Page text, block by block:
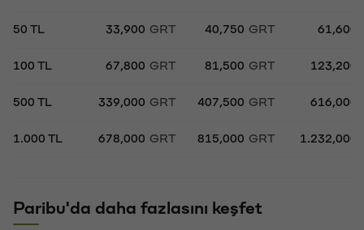
50 TL 33,900 GRT 40,750 GRT 61,600
100 TL 67,800 GRT 81,500 GRT 123,200
500 TL 339,000 GRT 407,500 GRT 616,000
1.000 TL 678,000 GRT 815,000 GRT 1.232,000
Paribu'da daha fazlasını keşfet